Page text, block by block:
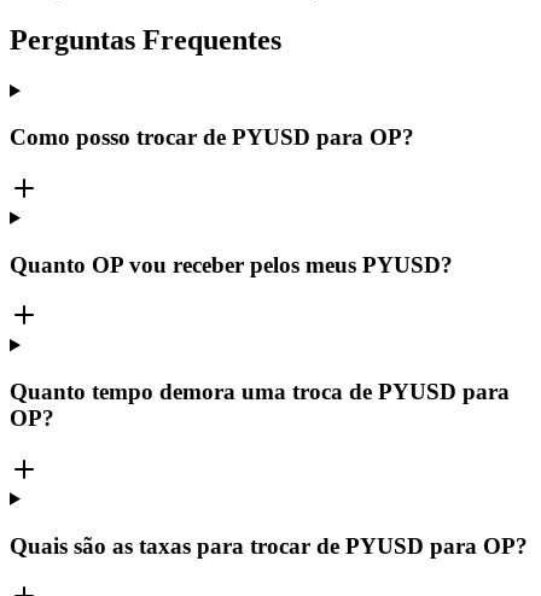
Perguntas Frequentes
Como posso trocar de PYUSD para OP?
Quanto OP vou receber pelos meus PYUSD?
Quanto tempo demora uma troca de PYUSD para
OP?
Quais são as taxas para trocar de PYUSD para OP?